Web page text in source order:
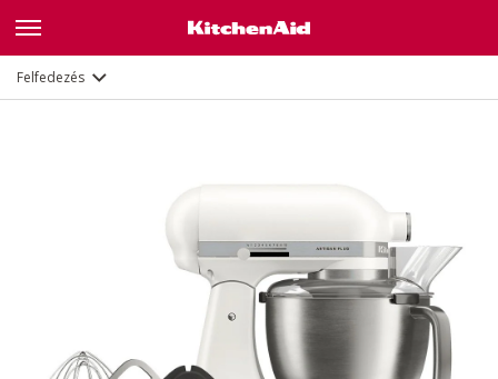
Felfedezés Jellemzők